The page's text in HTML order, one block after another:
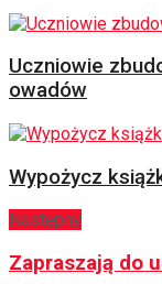
Uczniowie
owadów
Wypożycz
Następny
Zapraszają do